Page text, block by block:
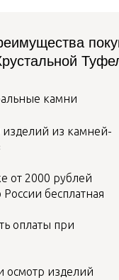
камни
осмотр изделий
изделий из камней-
оплаты при
от 2000 рублей
России бесплатная